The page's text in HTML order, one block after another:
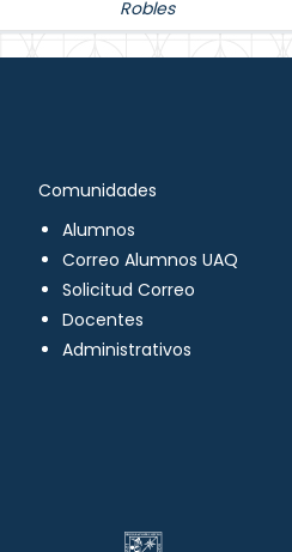
Robles
Comunidades
Alumnos
Correo Alumnos UAQ
Solicitud Correo
Docentes
Administrativos